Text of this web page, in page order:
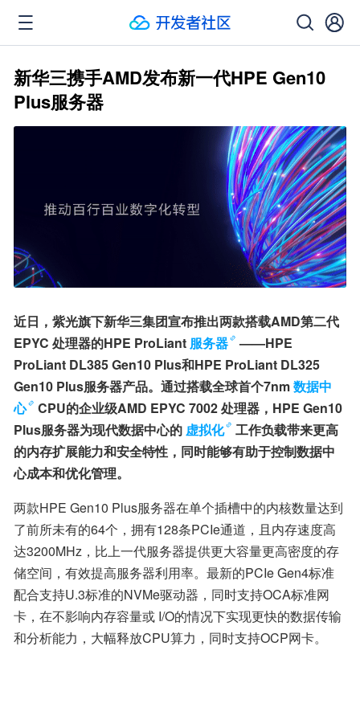
新华三携手AMD发布新一代HPE Gen10
Plus服务器
近日，紫光旗下新华三集团宣布推出两款搭载AMD第二代
EPYC 处理器的HPE ProLiant 服务器
——HPE
ProLiant DL385 Gen10 Plus和HPE ProLiant DL325
Gen10 Plus服务器产品。通过搭载全球首个7nm数据中
心
CPU的企业级AMD EPYC 7002 处理器，HPE Gen10
Plus服务器为现代数据中心的 虚拟化
工作负载带来更高
的内存扩展能力和安全特性，同时能够有助于控制数据中
心成本和优化管理。
两款HPE Gen10 Plus服务器在单个插槽中的内核数量达到
了前所未有的64个，拥有128条PCIe通道，且内存速度高
达3200MHz，比上一代服务器提供更大容量更高密度的存
储空间，有效提高服务器利用率。最新的PCIe Gen4标准
配合支持U.3标准的NVMe驱动器，同时支持OCA标准网
卡，在不影响内存容量或 I/O的情况下实现更快的数据传输
和分析能力，大幅释放CPU算力，同时支持OCP网卡。